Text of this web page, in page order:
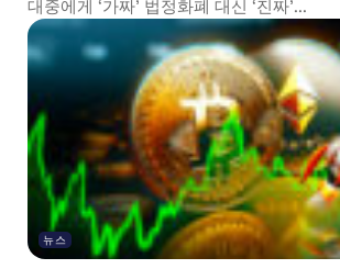
대중에게 ‘가짜’ 법정화폐 대신 ‘진짜’...
뉴스